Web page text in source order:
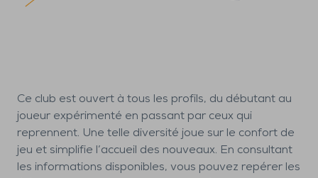
Ce club est ouvert à tous les profils, du débutant au
joueur expérimenté en passant par ceux qui
reprennent. Une telle diversité joue sur le confort de
jeu et simplifie l’accueil des nouveaux. En consultant
les informations disponibles, vous pouvez repérer les